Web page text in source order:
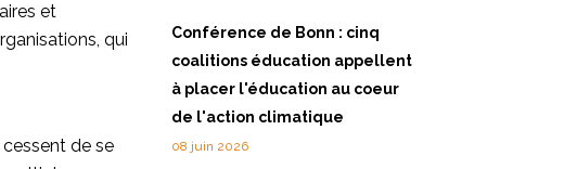
et
qui
de se
Conférence de Bonn : cinq
coalitions éducation appellent
à placer l'éducation au coeur
de l'action climatique
08 juin 2026